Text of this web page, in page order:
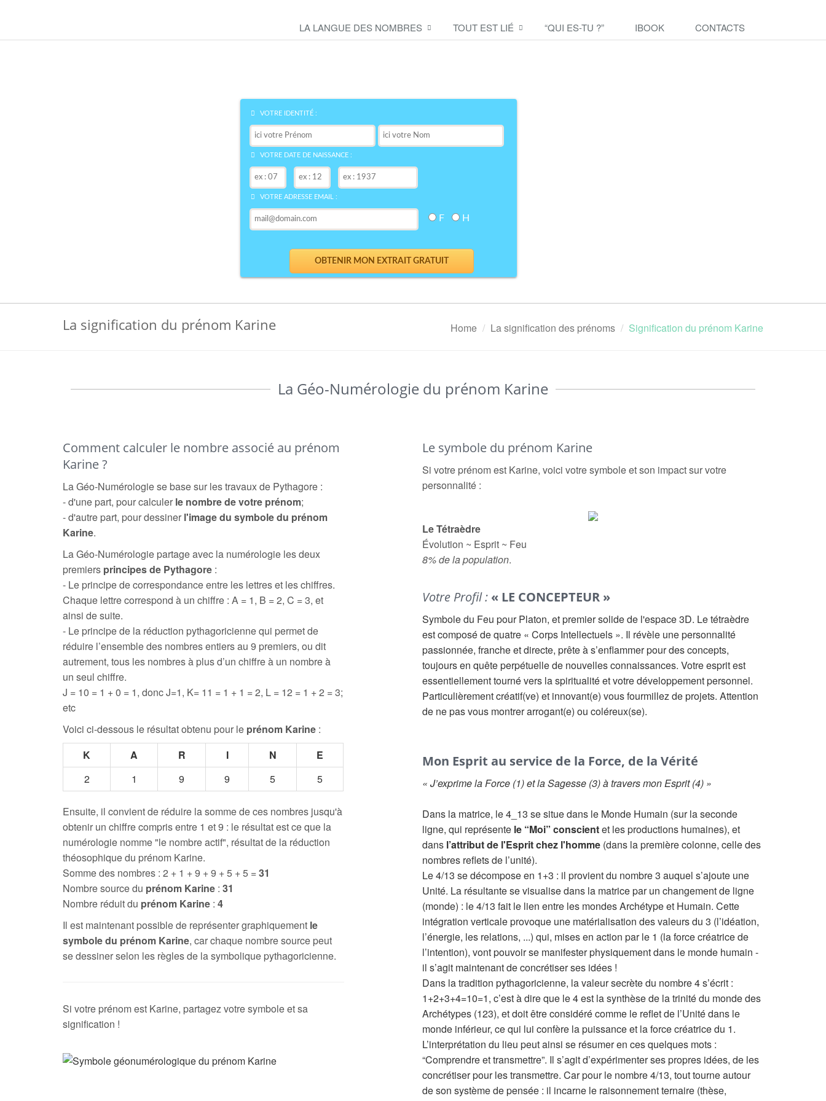
LA LANGUE DES NOMBRES TOUT EST LIÉ “QUI ES-TU ?” IBOOK CONTACTS
VOTRE IDENTITÉ :
VOTRE DATE DE NAISSANCE :
VOTRE ADRESSE EMAIL :
F H
La signification du prénom Karine Home La signification des prénoms Signification du prénom Karine
La Géo-Numérologie du prénom Karine
Comment calculer le nombre associé au prénom
Karine ?
La Géo-Numérologie se base sur les travaux de Pythagore :
- d'une part, pour calculer le nombre de votre prénom;
- d'autre part, pour dessiner l'image du symbole du prénom
Karine.
La Géo-Numérologie partage avec la numérologie les deux
premiers principes de Pythagore :
- Le principe de correspondance entre les lettres et les chiffres.
Chaque lettre correspond à un chiffre : A = 1, B = 2, C = 3, et
ainsi de suite.
- Le principe de la réduction pythagoricienne qui permet de
réduire l’ensemble des nombres entiers au 9 premiers, ou dit
autrement, tous les nombres à plus d’un chiffre à un nombre à
un seul chiffre.
J = 10 = 1 + 0 = 1, donc J=1, K= 11 = 1 + 1 = 2, L = 12 = 1 + 2 = 3;
etc
Voici ci-dessous le résultat obtenu pour le prénom Karine :
K
A R I N
E
2
1 9 9 5 5
Ensuite, il convient de réduire la somme de ces nombres jusqu'à
obtenir un chiffre compris entre 1 et 9 : le résultat est ce que la
numérologie nomme "le nombre actif", résultat de la réduction
théosophique du prénom Karine.
Somme des nombres : 2 + 1 + 9 + 9 + 5 + 5 =31
Nombre source du prénom Karine : 31
Nombre réduit du prénom Karine : 4
Il est maintenant possible de représenter graphiquement le
symbole du prénom Karine, car chaque nombre source peut
se dessiner selon les règles de la symbolique pythagoricienne.
Si votre prénom est Karine, partagez votre symbole et sa
signification !
Le symbole du prénom Karine
Si votre prénom est Karine, voici votre symbole et son impact sur votre
personnalité :
Le Tétraèdre
Évolution ~ Esprit ~ Feu
8% de la population.
Votre Profil : « LE CONCEPTEUR »
Symbole du Feu pour Platon, et premier solide de l'espace 3D. Le tétraèdre
est composé de quatre « Corps Intellectuels ». Il révèle une personnalité
passionnée, franche et directe, prête à s’enflammer pour des concepts,
toujours en quête perpétuelle de nouvelles connaissances. Votre esprit est
essentiellement tourné vers la spiritualité et votre développement personnel.
Particulièrement créatif(ve) et innovant(e) vous fourmillez de projets. Attention
de ne pas vous montrer arrogant(e) ou coléreux(se).
Mon Esprit au service de la Force, de la Vérité
« J’exprime la Force (1) et la Sagesse (3) à travers mon Esprit (4) »
Dans la matrice, le 4_13 se situe dans le Monde Humain (sur la seconde
ligne, qui représente le “Moi” conscientet les productions humaines), et
dans l’attribut de l'Esprit chez l'homme (dans la première colonne, celle des
nombres reflets de l’unité).
Le 4/13 se décompose en 1+3 : il provient du nombre 3 auquel s’ajoute une
Unité. La résultante se visualise dans la matrice par un changement de ligne
(monde) : le 4/13 fait le lien entre les mondes Archétype et Humain. Cette
intégration verticale provoque une matérialisation des valeurs du 3 (l’idéation,
l’énergie, les relations, ...) qui, mises en action par le 1 (la force créatrice de
l’intention), vont pouvoir se manifester physiquement dans le monde humain -
il s’agit maintenant de concrétiser ses idées !
Dans la tradition pythagoricienne, la valeur secrète du nombre 4 s’écrit :
1+2+3+4=10=1, c’est à dire que le 4 est la synthèse de la trinité du monde des
Archétypes (123), et doit être considéré comme le reflet de l’Unité dans le
monde inférieur, ce qui lui confère la puissance et la force créatrice du 1.
L’interprétation du lieu peut ainsi se résumer en ces quelques mots :
“Comprendre et transmettre”. Il s’agit d’expérimenter ses propres idées, de les
concrétiser pour les transmettre. Car pour le nombre 4/13, tout tourne autour
de son système de pensée : il incarne le raisonnement ternaire (thèse,